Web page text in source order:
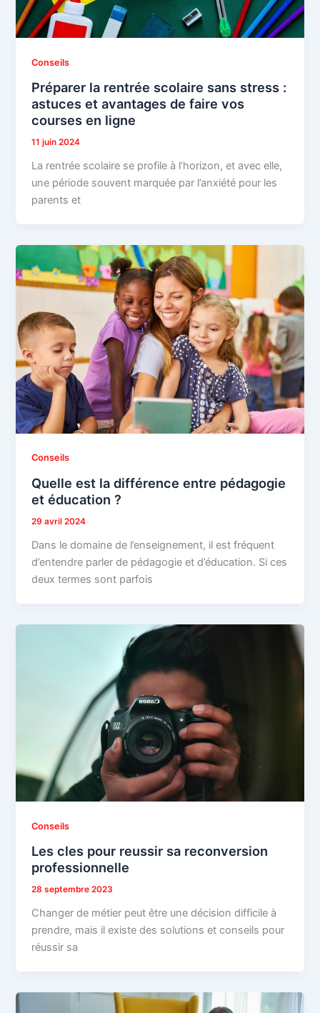
Conseils
Préparer la rentrée scolaire sans stress :
astuces et avantages de faire vos
courses en ligne
11 juin 2024
La rentrée scolaire se profile à l’horizon, et avec elle,
une période souvent marquée par l’anxiété pour les
parents et
Conseils
Quelle est la différence entre pédagogie
et éducation ?
29 avril 2024
Dans le domaine de l’enseignement, il est fréquent
d’entendre parler de pédagogie et d’éducation. Si ces
deux termes sont parfois
Conseils
Les cles pour reussir sa reconversion
professionnelle
28 septembre 2023
Changer de métier peut être une décision difficile à
prendre, mais il existe des solutions et conseils pour
réussir sa